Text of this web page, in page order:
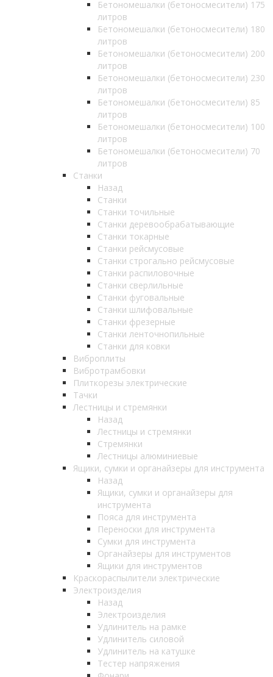
Бетономешалки (бетоносмесители) 175
литров
Бетономешалки (бетоносмесители) 180
литров
Бетономешалки (бетоносмесители) 200
литров
Бетономешалки (бетоносмесители) 230
литров
Бетономешалки (бетоносмесители) 85
литров
Бетономешалки (бетоносмесители) 100
литров
Бетономешалки (бетоносмесители) 70
литров
Станки
Назад
Станки
Станки точильные
Станки деревообрабатывающие
Станки токарные
Станки рейсмусовые
Станки строгально рейсмусовые
Станки распиловочные
Станки сверлильные
Станки фуговальные
Станки шлифовальные
Станки фрезерные
Станки ленточнопильные
Станки для ковки
Виброплиты
Вибротрамбовки
Плиткорезы электрические
Тачки
Лестницы и стремянки
Назад
Лестницы и стремянки
Стремянки
Лестницы алюминиевые
Ящики, сумки и органайзеры для инструмента
Назад
Ящики, сумки и органайзеры для
инструмента
Пояса для инструмента
Переноски для инструмента
Сумки для инструмента
Органайзеры для инструментов
Ящики для инструментов
Краскораспылители электрические
Электроизделия
Назад
Электроизделия
Удлинитель на рамке
Удлинитель силовой
Удлинитель на катушке
Тестер напряжения